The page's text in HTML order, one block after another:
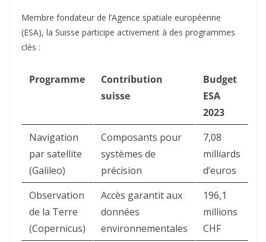
Membre fondateur de l’Agence spatiale européenne
(ESA), la Suisse participe activement à des programmes
clés :
Programme
Contribution
suisse
Budget
ESA
2023
Navigation
par satellite
(Galileo)
Composants pour
systèmes de
précision
7,08
milliards
d’euros
Observation
de la Terre
(Copernicus)
Accès garantit aux
données
environnementales
196,1
millions
CHF